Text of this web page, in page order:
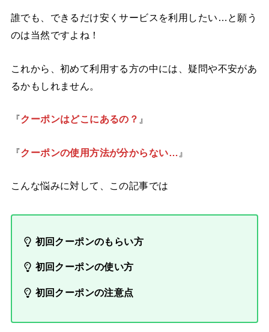
誰でも、できるだけ安くサービスを利用したい…と願う
のは当然ですよね！
これから、初めて利用する方の中には、疑問や不安があ
るかもしれません。
『クーポンはどこにあるの？ 』
『クーポンの使用方法が分からない… 』
こんな悩みに対して、この記事では
初回クーポンのもらい方
初回クーポンの使い方
初回クーポンの注意点